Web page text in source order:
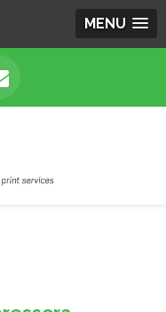
MENU